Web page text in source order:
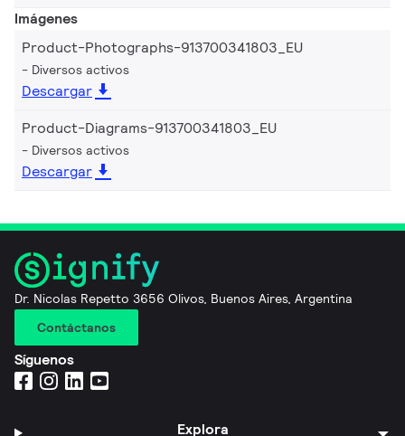
Imágenes
Product-Photographs-913700341803_EU
Diversos activos
Descargar
Product-Diagrams-913700341803_EU
Diversos activos
Descargar
Dr. Nicolas Repetto 3656 Olivos, Buenos Aires, Argentina
Contáctanos
Síguenos
Explora